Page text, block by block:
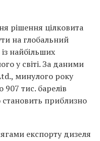
рішення цілковита
на глобальний
найбільших
у світі. За даними
минулого року
907 тис. барелів
приблизно
експорту дизеля